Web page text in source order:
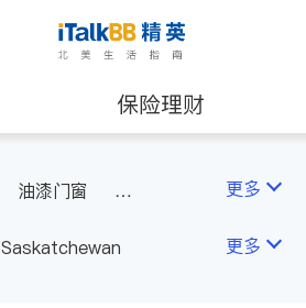
保险理财
油漆门窗
更多
Saskatchewan 更多